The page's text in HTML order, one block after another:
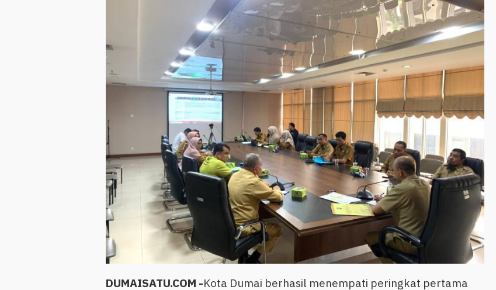
DUMAISATU.COM -Kota Dumai berhasil menempati peringkat pertama